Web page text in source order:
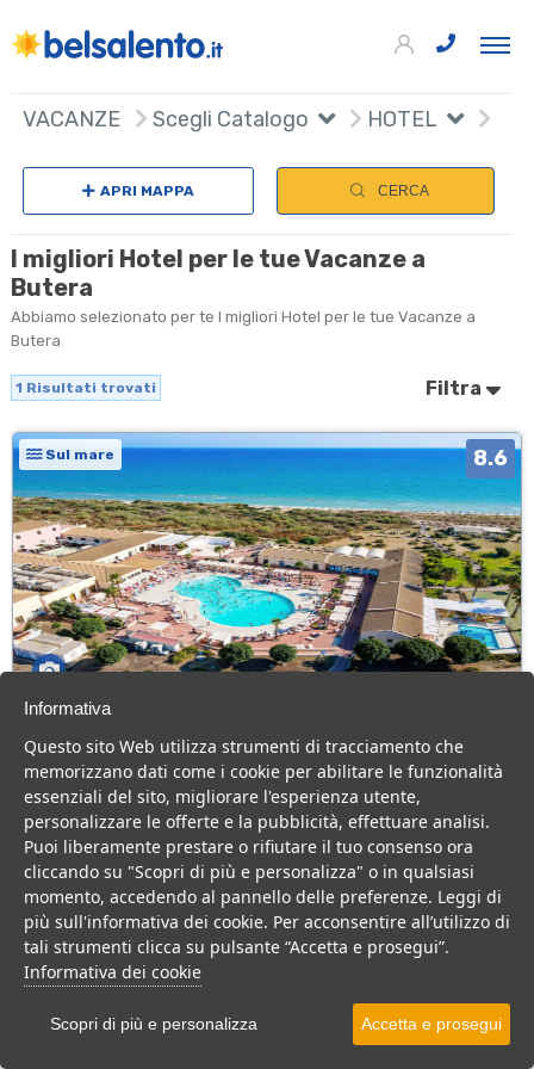
VACANZE Scegli Catalogo HOTEL
APRI MAPPA CERCA
I migliori Hotel per le tue Vacanze a
Butera
Abbiamo selezionato per te I migliori Hotel per le tue Vacanze a
Butera
1 Risultati trovati Filtra
Sul mare 8.6
Sicilia > Butera > Marina di Butera
218 Camere
Villaggio in Sicilia, direttamente sul mare, con animazione e
piscina da 1200 mq, ideale per coppie e famiglie.
Villaggio Resort Hotel
VEDI SU MAPPA
+
Informativa
Questo sito Web utilizza strumenti di tracciamento che
memorizzano dati come i cookie per abilitare le funzionalità
essenziali del sito, migliorare l'esperienza utente,
personalizzare le offerte e la pubblicità, effettuare analisi.
Puoi liberamente prestare o rifiutare il tuo consenso ora
cliccando su "Scopri di più e personalizza" o in qualsiasi
momento, accedendo al pannello delle preferenze. Leggi di
più sull'informativa dei cookie. Per acconsentire all’utilizzo di
tali strumenti clicca su pulsante “Accetta e prosegui”.
Informativa dei cookie
Scopri di più e personalizza Accetta e prosegui